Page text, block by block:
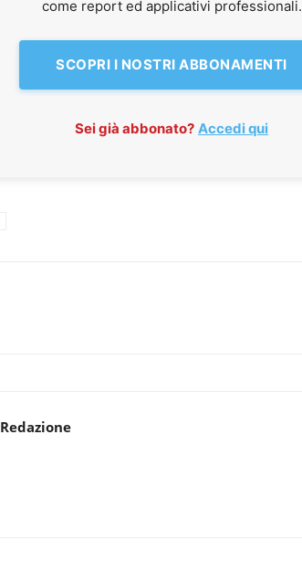
come report ed applicativi professionali.
SCOPRI I NOSTRI ABBONAMENTI
Sei già abbonato? Accedi qui
Redazione